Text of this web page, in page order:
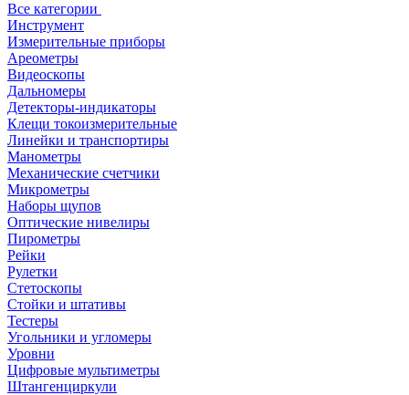
Все категории
Инструмент
Измерительные приборы
Ареометры
Видеоскопы
Дальномеры
Детекторы-индикаторы
Клещи токоизмерительные
Линейки и транспортиры
Манометры
Механические счетчики
Микрометры
Наборы щупов
Оптические нивелиры
Пирометры
Рейки
Рулетки
Стетоскопы
Стойки и штативы
Тестеры
Угольники и угломеры
Уровни
Цифровые мультиметры
Штангенциркули